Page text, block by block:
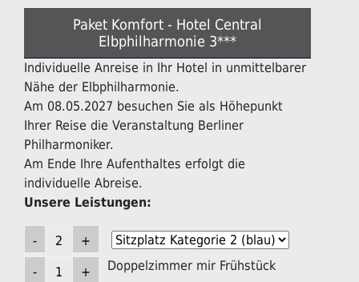
Paket Komfort - Hotel Central
Elbphilharmonie 3***
Individuelle Anreise in Ihr Hotel in unmittelbarer
Nähe der Elbphilharmonie.
Am 08.05.2027 besuchen Sie als Höhepunkt
Ihrer Reise die Veranstaltung Berliner
Philharmoniker.
Am Ende Ihre Aufenthaltes erfolgt die
individuelle Abreise.
Unsere Leistungen:
Doppelzimmer mir Frühstück